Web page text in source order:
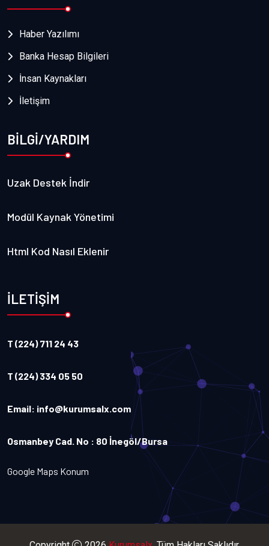
Haber Yazılımı
Banka Hesap Bilgileri
İnsan Kaynakları
İletişim
BİLGİ/YARDIM
Uzak Destek İndir
Modül Kaynak Yönetimi
Html Kod Nasıl Eklenir
İLETİŞİM
T (224) 711 24 43
T (224) 334 05 50
Email: info@kurumsalx.com
Osmanbey Cad. No : 80 İnegöl/Bursa
Google Maps Konum